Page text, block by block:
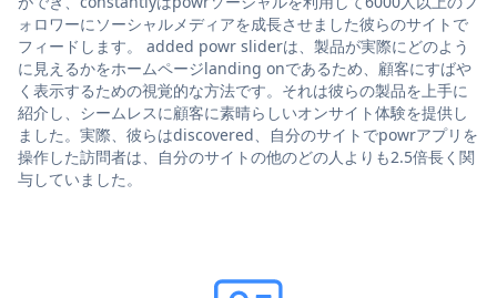
ォロワーにソーシャルメディアを成長させました彼らのサイトで
フィードします。 added powr sliderは、製品が実際にどのよう
に見えるかをホームページlanding onであるため、顧客にすばや
く表示するための視覚的な方法です。それは彼らの製品を上手に
紹介し、シームレスに顧客に素晴らしいオンサイト体験を提供し
ました。実際、彼らはdiscovered、自分のサイトでpowrアプリを
操作した訪問者は、自分のサイトの他のどの人よりも2.5倍長く関
与していました。